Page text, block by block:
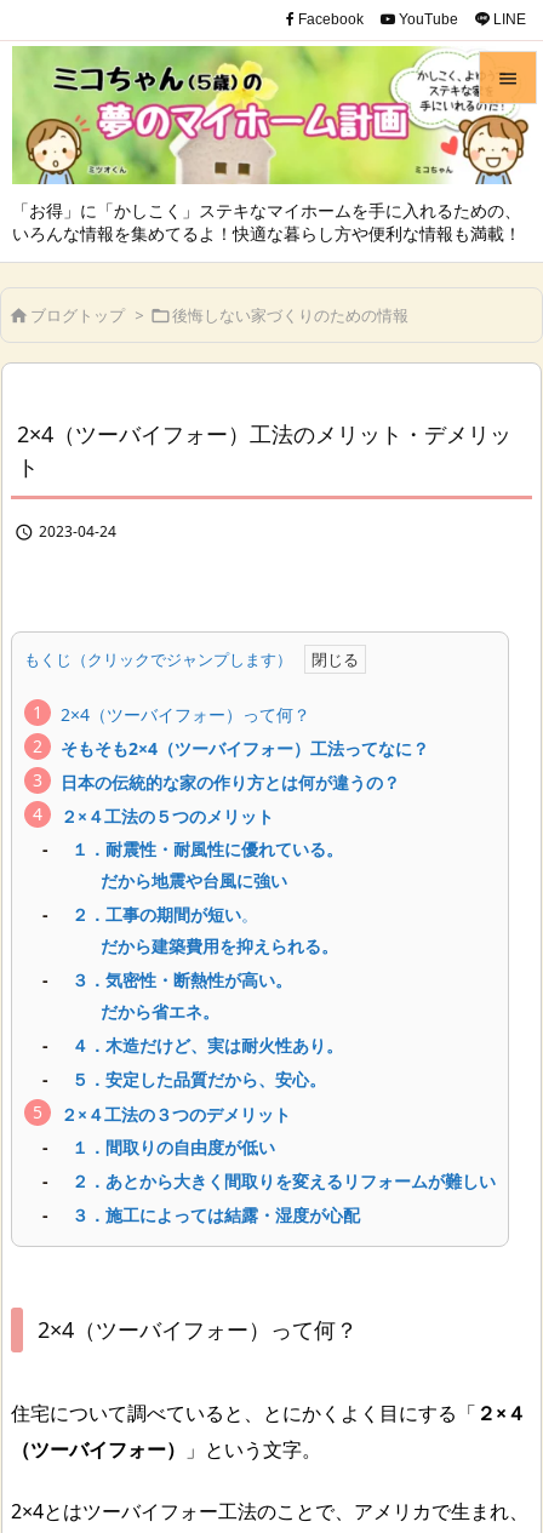
「お得」に「かしこく」ステキなマイホームを手に入れるための、
いろんな情報を集めてるよ！快適な暮らし方や便利な情報も満載！


メニュ

サイド

次へ
Facebook YouTube LINE
 ブログトップ > 後悔しない家づくりのための情報
2×4（ツーバイフォー）工法のメリット・デメリッ
ト
 2023-04-24
もくじ（クリックでジャンプします）
2×4（ツーバイフォー）って何？
そもそも2×4（ツーバイフォー）工法ってなに？
日本の伝統的な家の作り方とは何が違うの？
２×４工法の５つのメリット
１．耐震性・耐風性に優れている。
だから地震や台風に強い
２．工事の期間が短い。
だから建築費用を抑えられる。
３．気密性・断熱性が高い。
だから省エネ。
４．木造だけど、実は耐火性あり。
５．安定した品質だから、安心。
２×４工法の３つのデメリット
１．間取りの自由度が低い
２．あとから大きく間取りを変えるリフォームが難しい
３．施工によっては結露・湿度が心配
2×4（ツーバイフォー）って何？
住宅について調べていると、とにかくよく目にする「 ２×４
（ツーバイフォー） 」という文字。
2×4とはツーバイフォー工法のことで、アメリカで生まれ、